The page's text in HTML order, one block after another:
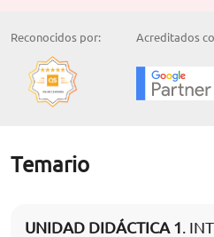
Reconocidos por: Acreditados
Temario
UNIDAD DIDÁCTICA 1.